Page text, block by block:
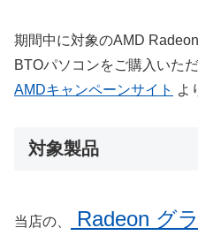
期間中に対象のAMD
BTOパソコンをご購入いただ
AMDキャンペーンサイト よ
対象製品
当店の、
Radeon グ